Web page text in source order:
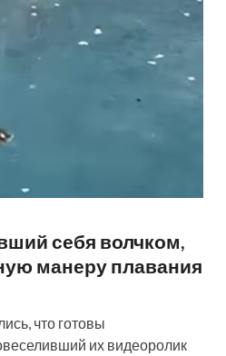
себя волчком,
манеру плавания
что готовы
их видеоролик